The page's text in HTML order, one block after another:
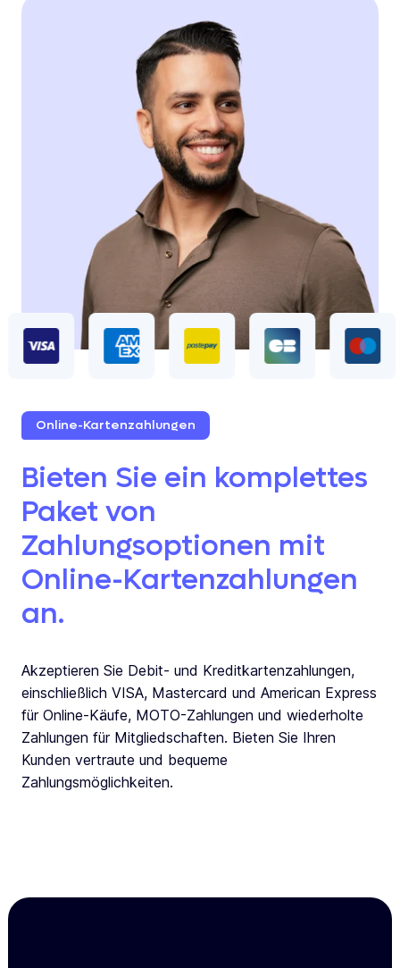
Online-Kartenzahlungen
Bieten Sie ein komplettes
Paket von
Zahlungsoptionen mit
Online-Kartenzahlungen
an.
Akzeptieren Sie Debit- und Kreditkartenzahlungen,
einschließlich VISA, Mastercard und American Express
für Online-Käufe, MOTO-Zahlungen und wiederholte
Zahlungen für Mitgliedschaften. Bieten Sie Ihren
Kunden vertraute und bequeme
Zahlungsmöglichkeiten.